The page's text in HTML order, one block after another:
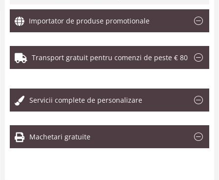
Importator de produse promotionale
Transport gratuit pentru comenzi de peste € 80
Servicii complete de personalizare
Machetari gratuite